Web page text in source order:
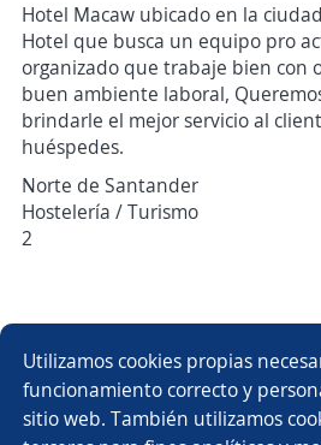
Utilizamos cookies propias
funcionamiento correcto y
sitio web. También utilizamos
Hotel Macaw ubicado en la
Hotel que busca un equipo pro
organizado que trabaje bien con
buen ambiente laboral,
brindarle el mejor servicio al
huéspedes.
Norte de Santander
Hostelería / Turismo
2
Evaluar